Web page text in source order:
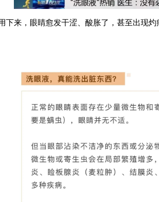
来，眼睛愈发干涩、酸胀了，甚至出现灼